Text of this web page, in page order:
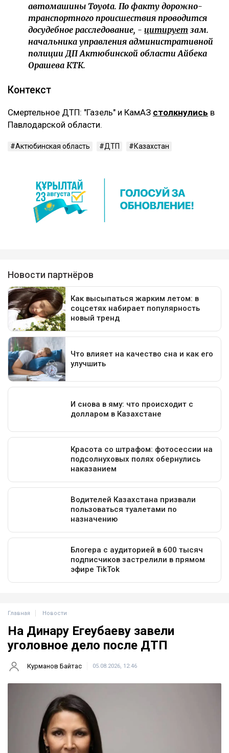
автомашины Toyota. По факту дорожно-
транспортного происшествия проводится
досудебное расследование, - цитирует зам.
начальника управления административной
полиции ДП Актюбинской области Айбека
Орашева КТК.
Контекст
Смертельное ДТП: "Газель" и КамАЗ столкнулись в
Павлодарской области.
Актюбинская область ДТП Казахстан
Главная Новости
На Динару Егеубаеву завели
уголовное дело после ДТП
Курманов Байтас 05.08.2026, 12:46